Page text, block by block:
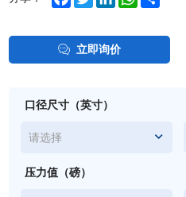
立即询价
压力值（磅）
口径尺寸（英寸）
请选择